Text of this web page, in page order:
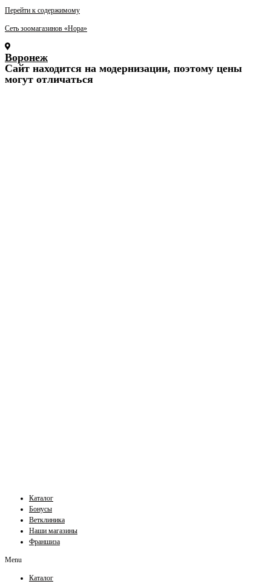
Перейти к содержимому
Сеть зоомагазинов «Нора»
Воронеж
Cайт находится на модернизации, поэтому цены
могут отличаться
Каталог
Бонусы
Ветклиника
Наши магазины
Франшиза
Menu
Каталог